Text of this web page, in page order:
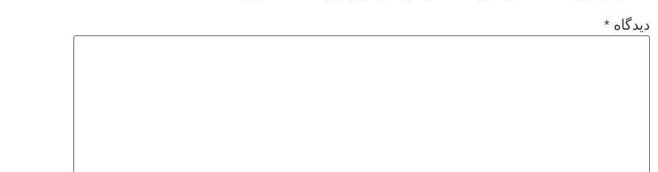
دیدگاه *